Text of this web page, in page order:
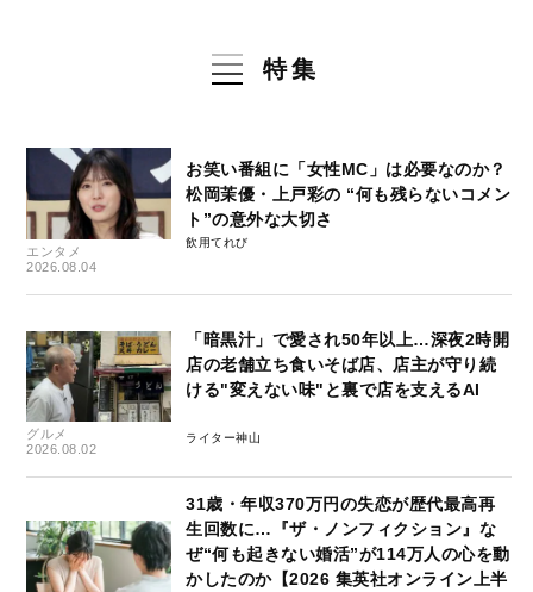
特集
エンタメ
2026.08.04
お笑い番組に「女性MC」は必要なのか？
松岡茉優・上戸彩の “何も残らないコメン
ト”の意外な大切さ
飲用てれび
グルメ
2026.08.02
「暗黒汁」で愛され50年以上…深夜2時開
店の老舗立ち食いそば店、店主が守り続
ける"変えない味"と裏で店を支えるAI
ライター神山
31歳・年収370万円の失恋が歴代最高再
生回数に…『ザ・ノンフィクション』な
ぜ“何も起きない婚活”が114万人の心を動
かしたのか【2026 集英社オンライン上半